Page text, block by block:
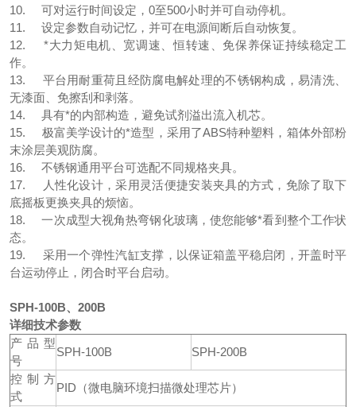
10. 可对运行时间设定，0至500小时并可自动停机。
11. 设定参数自动记忆，并可在电源间断后自动恢复。
12. *大力矩电机、宽调速、恒转速、免保养保证持续稳定工
作。
13. 平台用耐重荷且经防腐电解处理的不锈钢构成，易清洗、
无漆面、免擦刮和剥落。
14. 具有*的内部构造，避免试剂溢出流入机芯。
15. 极富美学设计的*造型，采用了ABS特种塑料，箱体外部粉
末涂层美观防腐。
16. 不锈钢通用平台可选配不同规格夹具。
17. 人性化设计，采用灵活便捷安装夹具的方式，免除了取下
底摇板更换夹具的烦恼。
18. 一次成型大视角热弯钢化玻璃，使您能够*看到整个工作状
态。
19. 采用一个弹性汽缸支撑，以保证箱盖平稳启闭，开盖时平
台运动停止，闭合时平台启动。
SPH-100B、200B
详细技术参数
产品型
号
SPH-100B
SPH-200B
控制方
式
PID（微电脑环境扫描微处理芯片）